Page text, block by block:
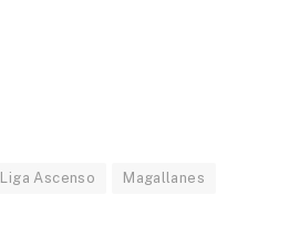
Liga Ascenso Magallanes